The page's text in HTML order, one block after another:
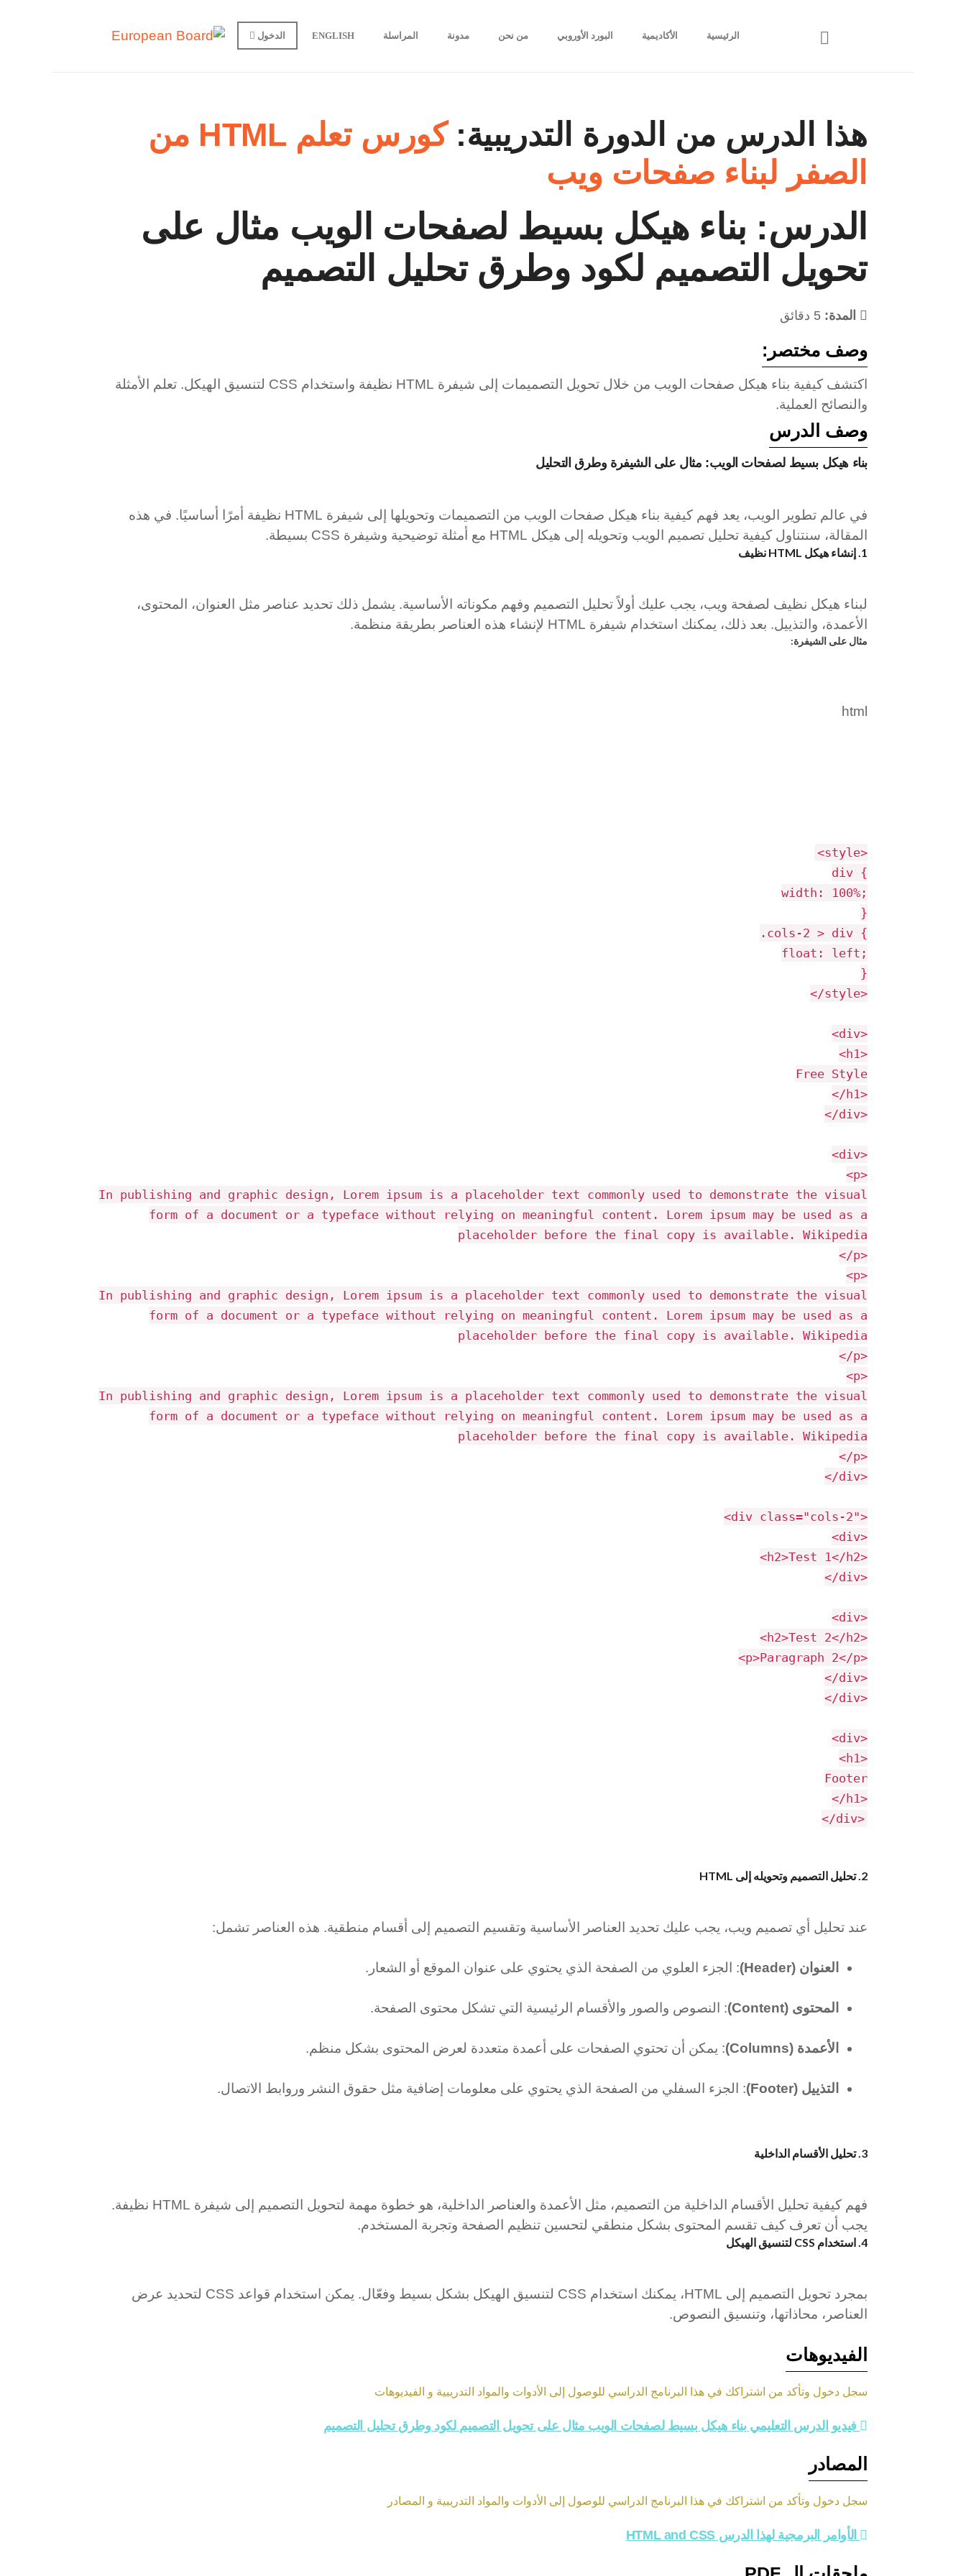
الرئيسية الأكاديمية البورد الأوروبي من نحن مدونة المراسلة ENGLISH الدخول
هذا الدرس من الدورة التدريبية:
كورس تعلم HTML من
الصفر لبناء صفحات ويب
الدرس: بناء هيكل بسيط لصفحات الويب مثال على
تحويل التصميم لكود وطرق تحليل التصميم
المدة:
وصف مختصر:
اكتشف كيفية بناء هيكل صفحات الويب من خلال تحويل التصميمات إلى شيفرة HTML نظيفة واستخدام CSS لتنسيق الهيكل. تعلم الأمثلة
والنصائح العملية.
وصف الدرس
بناء هيكل بسيط لصفحات الويب: مثال على الشيفرة وطرق التحليل
في عالم تطوير الويب، يعد فهم كيفية بناء هيكل صفحات الويب من التصميمات وتحويلها إلى شيفرة HTML نظيفة أمرًا أساسيًا. في هذه
المقالة، سنتناول كيفية تحليل تصميم الويب وتحويله إلى هيكل HTML مع أمثلة توضيحية وشيفرة CSS بسيطة.
1. إنشاء هيكل HTML نظيف
لبناء هيكل نظيف لصفحة ويب، يجب عليك أولاً تحليل التصميم وفهم مكوناته الأساسية. يشمل ذلك تحديد عناصر مثل العنوان، المحتوى،
الأعمدة، والتذييل. بعد ذلك، يمكنك استخدام شيفرة HTML لإنشاء هذه العناصر بطريقة منظمة.
مثال على الشيفرة:
html
<style>
div {
width : 100% ;
}
.cols-2 > div {
float : left;
}
</style>
<div>
<h1>
Free Style
</ h1>
</div>
<div>
<p>
In publishing and graphic design, Lorem ipsum is a placeholder text commonly used to demonstrate the visual
form of a document or a typeface without relying on meaningful content. Lorem ipsum may be used as a
placeholder before the final copy is available. Wikipedia
</p>
<p>
In publishing and graphic design, Lorem ipsum is a placeholder text commonly used to demonstrate the visual
form of a document or a typeface without relying on meaningful content. Lorem ipsum may be used as a
placeholder before the final copy is available. Wikipedia
</p>
<p>
In publishing and graphic design, Lorem ipsum is a placeholder text commonly used to demonstrate the visual
form of a document or a typeface without relying on meaningful content. Lorem ipsum may be used as a
placeholder before the final copy is available. Wikipedia
</p>
</div>
<div class="cols-2">
<div>
<h2>Test 1</ h2>
</div>
<div>
<h2>Test 2</ h2>
<p>Paragraph 2</p>
</div>
</div>
<div>
<h1>
Footer
</ h1>
</div>
2. تحليل التصميم وتحويله إلى HTML
عند تحليل أي تصميم ويب، يجب عليك تحديد العناصر الأساسية وتقسيم التصميم إلى أقسام منطقية. هذه العناصر تشمل:
العنوان (Header) : الجزء العلوي من الصفحة الذي يحتوي على عنوان الموقع أو الشعار.
المحتوى (Content) : النصوص والصور والأقسام الرئيسية التي تشكل محتوى الصفحة.
الأعمدة (Columns) : يمكن أن تحتوي الصفحات على أعمدة متعددة لعرض المحتوى بشكل منظم.
التذييل (Footer) : الجزء السفلي من الصفحة الذي يحتوي على معلومات إضافية مثل حقوق النشر وروابط الاتصال.
3. تحليل الأقسام الداخلية
فهم كيفية تحليل الأقسام الداخلية من التصميم، مثل الأعمدة والعناصر الداخلية، هو خطوة مهمة لتحويل التصميم إلى شيفرة HTML نظيفة.
يجب أن تعرف كيف تقسم المحتوى بشكل منطقي لتحسين تنظيم الصفحة وتجربة المستخدم.
4. استخدام CSS لتنسيق الهيكل
بمجرد تحويل التصميم إلى HTML، يمكنك استخدام CSS لتنسيق الهيكل بشكل بسيط وفعّال. يمكن استخدام قواعد CSS لتحديد عرض
العناصر، محاذاتها، وتنسيق النصوص.
الفيديوهات
سجل دخول وتأكد من اشتراكك في هذا البرنامج الدراسي للوصول إلى الأدوات والمواد التدريبية و الفيديوهات
فيديو الدرس التعليمي بناء هيكل بسيط لصفحات الويب مثال على تحويل التصميم لكود وطرق تحليل التصميم
المصادر
سجل دخول وتأكد من اشتراكك في هذا البرنامج الدراسي للوصول إلى الأدوات والمواد التدريبية و المصادر
الأوامر البرمجية لهذا الدرس HTML and CSS